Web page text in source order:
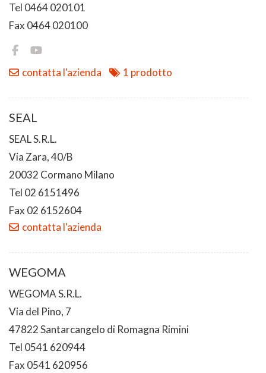
Tel 0464 020101
Fax 0464 020100
contatta l'azienda 1 prodotto
SEAL
SEAL S.R.L.
Via Zara, 40/B
20032 Cormano Milano
Tel 02 6151496
Fax 02 6152604
contatta l'azienda
WEGOMA
WEGOMA S.R.L.
Via del Pino, 7
47822 Santarcangelo di Romagna Rimini
Tel 0541 620944
Fax 0541 620956